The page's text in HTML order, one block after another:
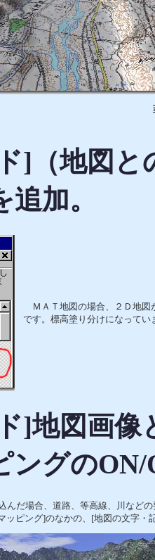
]（地図と
加。
ＭＡＴ地図の場合、２Ｄ地図
です。標高塗り分けになってい
]地図画像
ングの
だ場合、道路、等高線、川など
ピング]のなかの、[地図の文字・